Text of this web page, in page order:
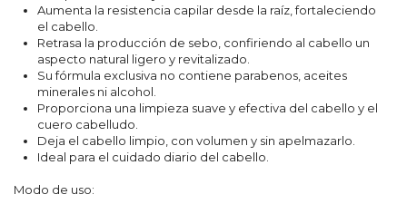
Aumenta la resistencia capilar desde la raíz, fortaleciendo
el cabello.
Retrasa la producción de sebo, confiriendo al cabello un
aspecto natural ligero y revitalizado.
Su fórmula exclusiva no contiene parabenos, aceites
minerales ni alcohol.
Proporciona una limpieza suave y efectiva del cabello y el
cuero cabelludo.
Deja el cabello limpio, con volumen y sin apelmazarlo.
Ideal para el cuidado diario del cabello.
Modo de uso: